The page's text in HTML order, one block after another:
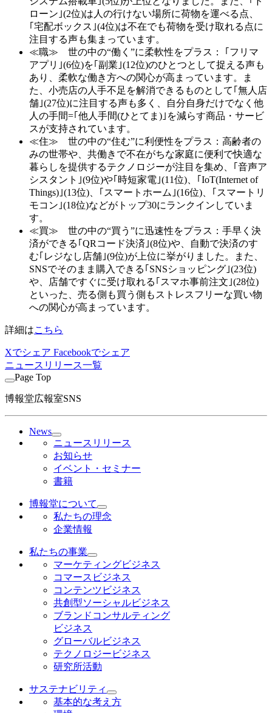
ローン｣(2位)は人の行けない場所に荷物を運べる点、
｢宅配ボックス｣(4位)は不在でも荷物を受け取れる点に
注目する声も集まっています。
≪職≫ 世の中の“働く”に柔軟性をプラス： ｢フリマ
アプリ｣(6位)を｢副業｣(12位)のひとつとして捉える声も
あり、柔軟な働き方への関心が高まっています。ま
た、小売店の人手不足を解消できるものとして｢無人店
舗｣(27位)に注目する声も多く、自分自身だけでなく他
人の手間=｢他人手間(ひとてま)｣を減らす商品・サービ
スが支持されています。
≪住≫ 世の中の“住む”に利便性をプラス：高齢者の
みの世帯や、共働きで不在がちな家庭に便利で快適な
暮らしを提供するテクノロジーが注目を集め、｢音声ア
シスタント｣(9位)や｢時短家電｣(11位)、｢IoT(Internet of
Things)｣(13位)、｢スマートホーム｣(16位)、｢スマートリ
モコン｣(18位)などがトップ30にランクインしていま
す。
≪買≫ 世の中の“買う”に迅速性をプラス：手早く決
済ができる｢QRコード決済｣(8位)や、自動で決済のす
む｢レジなし店舗｣(9位)が上位に挙がりました。また、
SNSでそのまま購入できる｢SNSショッピング｣(23位)
や、店舗ですぐに受け取れる｢スマホ事前注文｣(28位)
といった、売る側も買う側もストレスフリーな買い物
への関心が高まっています。
詳細はこちら
Xでシェア Facebookでシェア
ニュースリリース一覧
Page Top
博報堂広報室SNS
News
ニュースリリース
お知らせ
イベント・セミナー
書籍
博報堂について
私たちの理念
企業情報
私たちの事業
マーケティングビジネス
コマースビジネス
コンテンツビジネス
共創型ソーシャルビジネス
ブランドコンサルティング
ビジネス
グローバルビジネス
テクノロジービジネス
研究所活動
サステナビリティ
基本的な考え方